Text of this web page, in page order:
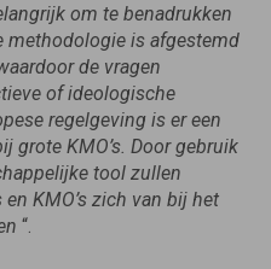
om te benadrukken
methodologie is afgestemd
de vragen
of ideologische
regelgeving is er een
grote KMO’s. Door gebruik
tool zullen
KMO’s zich van bij het
“.